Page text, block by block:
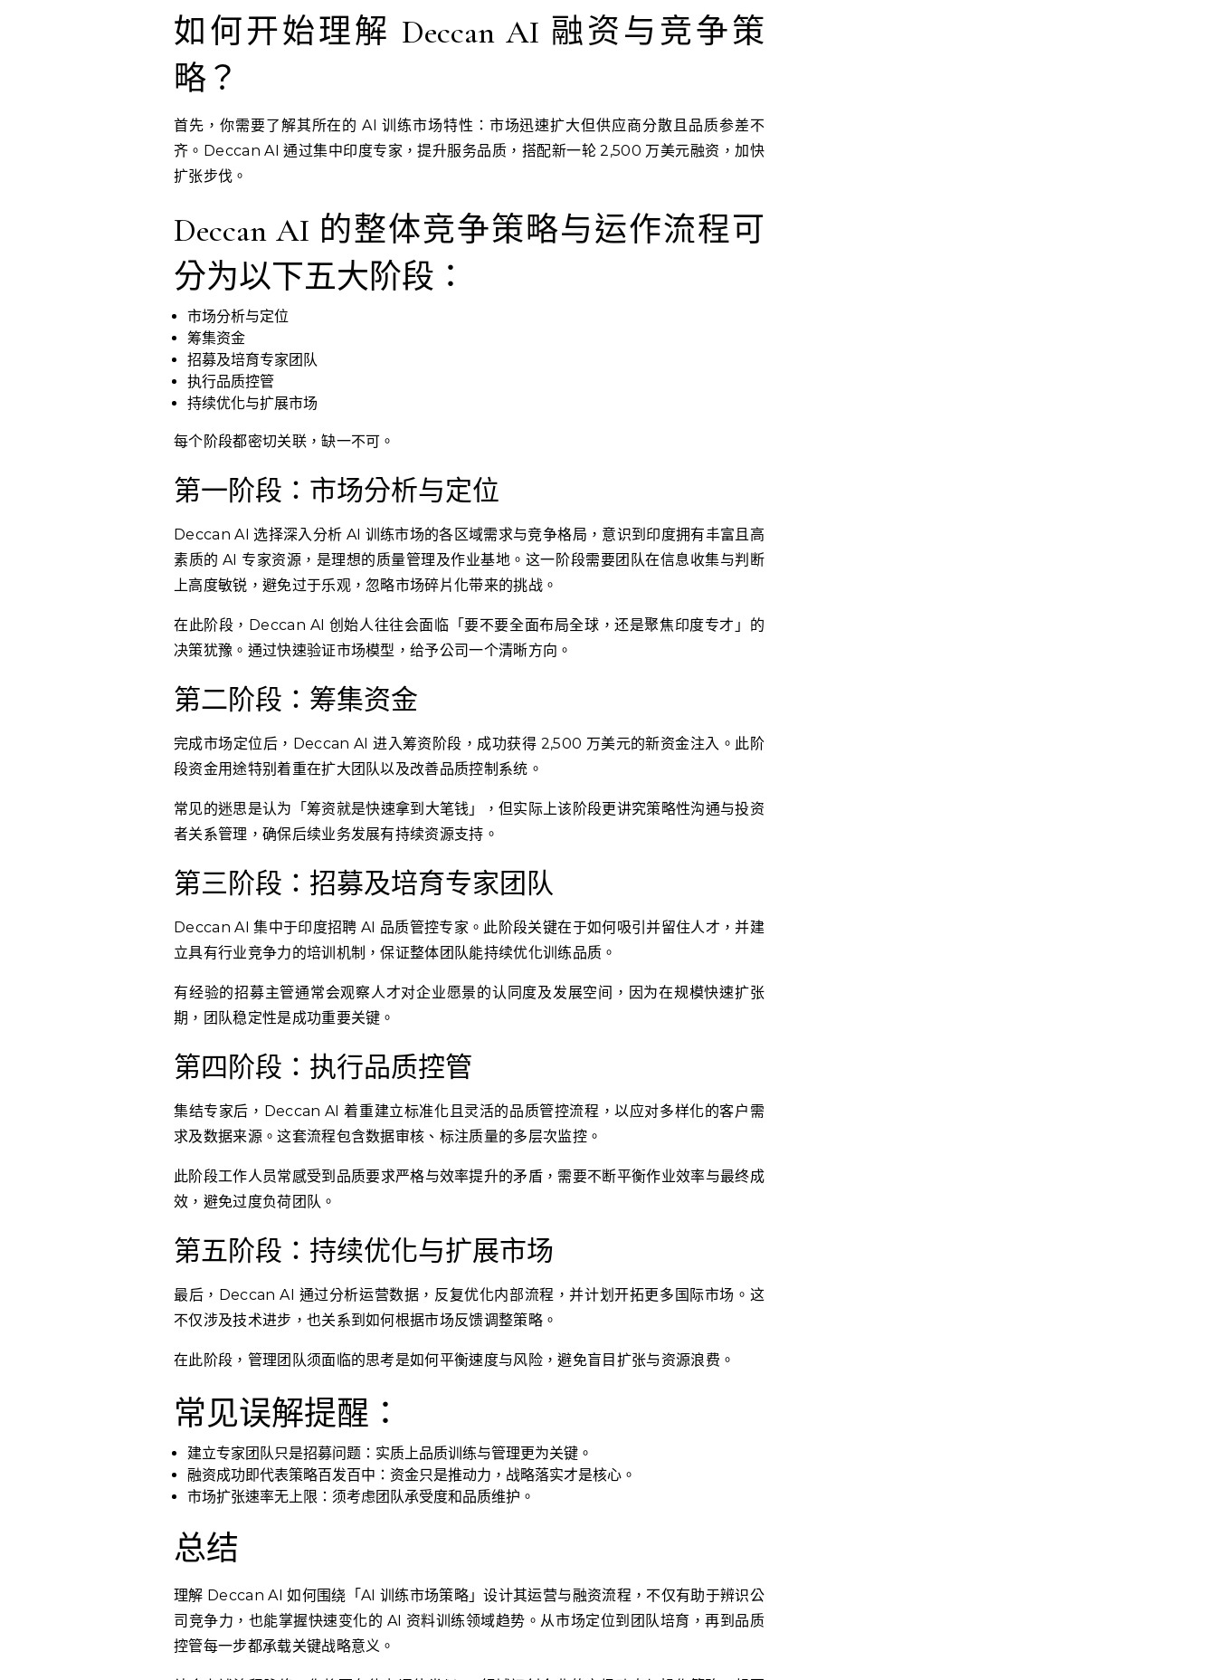
如何开始理解 Deccan AI 融资与竞争策
略？
首先，你需要了解其所在的 AI 训练市场特性：市场迅速扩大但供应商分散且品质参差不
齐。Deccan AI 通过集中印度专家，提升服务品质，搭配新一轮 2,500 万美元融资，加快
扩张步伐。
Deccan AI 的整体竞争策略与运作流程可
分为以下五大阶段：
市场分析与定位
筹集资金
招募及培育专家团队
执行品质控管
持续优化与扩展市场
每个阶段都密切关联，缺一不可。
第一阶段：市场分析与定位
Deccan AI 选择深入分析 AI 训练市场的各区域需求与竞争格局，意识到印度拥有丰富且高
素质的 AI 专家资源，是理想的质量管理及作业基地。这一阶段需要团队在信息收集与判断
上高度敏锐，避免过于乐观，忽略市场碎片化带来的挑战。
在此阶段，Deccan AI 创始人往往会面临「要不要全面布局全球，还是聚焦印度专才」的
决策犹豫。通过快速验证市场模型，给予公司一个清晰方向。
第二阶段：筹集资金
完成市场定位后，Deccan AI 进入筹资阶段，成功获得 2,500 万美元的新资金注入。此阶
段资金用途特别着重在扩大团队以及改善品质控制系统。
常见的迷思是认为「筹资就是快速拿到大笔钱」，但实际上该阶段更讲究策略性沟通与投资
者关系管理，确保后续业务发展有持续资源支持。
第三阶段：招募及培育专家团队
Deccan AI 集中于印度招聘 AI 品质管控专家。此阶段关键在于如何吸引并留住人才，并建
立具有行业竞争力的培训机制，保证整体团队能持续优化训练品质。
有经验的招募主管通常会观察人才对企业愿景的认同度及发展空间，因为在规模快速扩张
期，团队稳定性是成功重要关键。
第四阶段：执行品质控管
集结专家后，Deccan AI 着重建立标准化且灵活的品质管控流程，以应对多样化的客户需
求及数据来源。这套流程包含数据审核、标注质量的多层次监控。
此阶段工作人员常感受到品质要求严格与效率提升的矛盾，需要不断平衡作业效率与最终成
效，避免过度负荷团队。
第五阶段：持续优化与扩展市场
最后，Deccan AI 通过分析运营数据，反复优化内部流程，并计划开拓更多国际市场。这
不仅涉及技术进步，也关系到如何根据市场反馈调整策略。
在此阶段，管理团队须面临的思考是如何平衡速度与风险，避免盲目扩张与资源浪费。
常见误解提醒：
建立专家团队只是招募问题：实质上品质训练与管理更为关键。
融资成功即代表策略百发百中：资金只是推动力，战略落实才是核心。
市场扩张速率无上限：须考虑团队承受度和品质维护。
总结
理解 Deccan AI 如何围绕「AI 训练市场策略」设计其运营与融资流程，不仅有助于辨识公
司竞争力，也能掌握快速变化的 AI 资料训练领域趋势。从市场定位到团队培育，再到品质
控管每一步都承载关键战略意义。